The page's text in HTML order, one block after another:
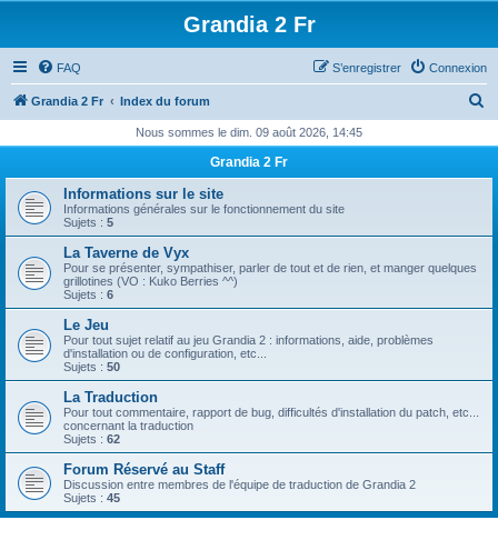
Grandia 2 Fr
FAQ Connexion
S’enregistrer
Grandia 2 Fr Index du forum
h
r
e
Nous sommes le dim. 09 août 2026, 14:45
Grandia 2 Fr
Informations sur le site
Informations générales sur le fonctionnement du site
Sujets : 5
La Taverne de Vyx
Pour se présenter, sympathiser, parler de tout et de rien, et manger quelques
grillotines (VO : Kuko Berries ^^)
Sujets : 6
Le Jeu
Pour tout sujet relatif au jeu Grandia 2 : informations, aide, problèmes
d'installation ou de configuration, etc...
Sujets : 50
La Traduction
Pour tout commentaire, rapport de bug, difficultés d'installation du patch, etc...
concernant la traduction
Sujets : 62
Forum Réservé au Staff
Discussion entre membres de l'équipe de traduction de Grandia 2
Sujets : 45